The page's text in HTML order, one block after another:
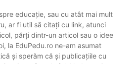
educație, sau cu atât mai mult
ar fi util să citați cu link, atunci
părți dintr-un articol sau o idee
la EduPedu.ro ne-am asumat
și sperăm că și publicațiile cu